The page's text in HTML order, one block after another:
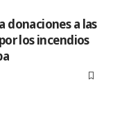
donaciones a las
los incendios